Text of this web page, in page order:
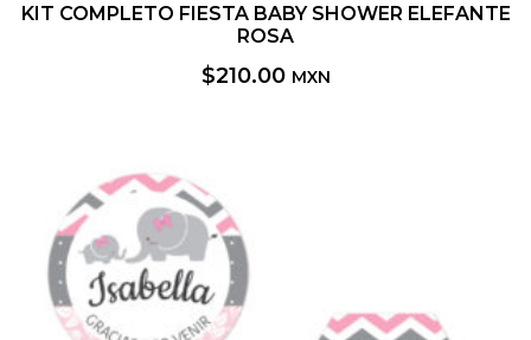
KIT COMPLETO FIESTA BABY SHOWER ELEFANTE
ROSA
$210.00 MXN